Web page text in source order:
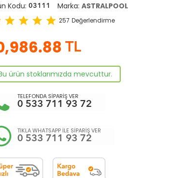
Kodu: 03111 Marka: ASTRALPOOL
star star star star 257 Değerlendirme
TL
ürün stoklarımızda mevcuttur.
TELEFONDA SİPARİŞ VER
0 533 711 93 72
TIKLA WHATSAPP İLE SİPARİŞ VER
0 533 711 93 72